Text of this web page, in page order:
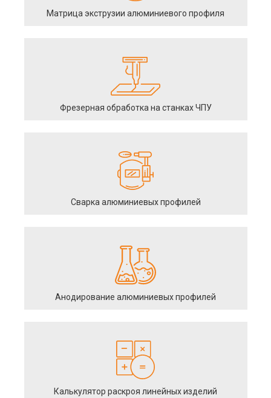
Матрица экструзии алюминиевого профиля
Фрезерная обработка на станках ЧПУ
Сварка алюминиевых профилей
Анодирование алюминиевых профилей
Калькулятор раскроя линейных изделий